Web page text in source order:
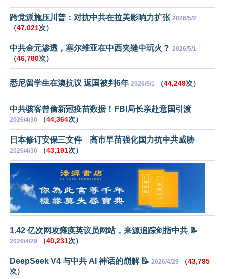
跨党派施压川普：对抗中共在拉美影响力扩张 2026/5/2
（47,021次）
中共金元渗透，塞尔维亚在中西夹缝中玩火？ 2026/5/1
（46,780次）
悉尼留学生在澳抗议 返国被判6年 2026/5/1 （44,249次）
中共骇客曾偷新冠疫苗数据！FBI局长亲赴意国引渡
2026/4/30 （44,364次）
日本修订安保三文件 高市早苗强化国力抗中共威胁
2026/4/30 （43,191次）
1.42 亿次网攻瘫痪英议员网站，来源追踪剑指中共 📝
2026/4/29 （40,231次）
DeepSeek V4 与中共 AI 神话的崩解 📝 2026/4/29 （43,795
次）